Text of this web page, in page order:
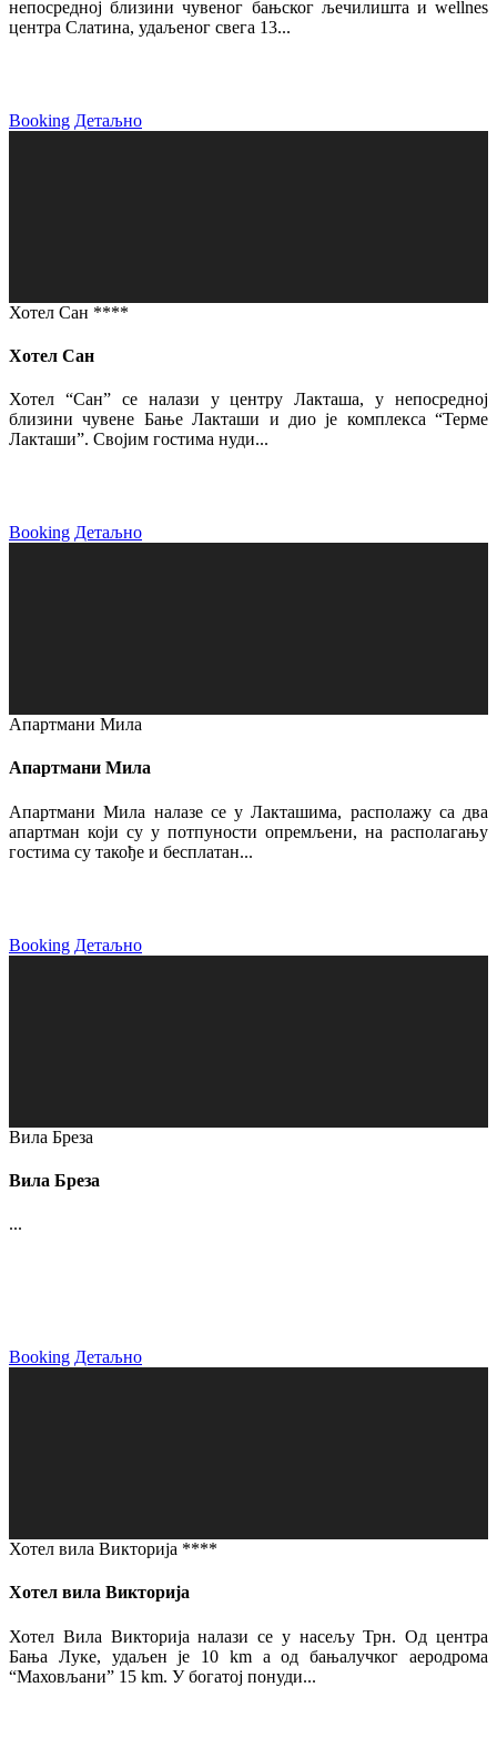
непосредној близини чувеног бањског љечилишта и wellnes
центра Слатина, удаљеног свега 13...
Booking Детаљно
Хотел Сан ****
Хотел Сан
Хотел “Сан” се налази у центру Лакташа, у непосредној
близини чувене Бање Лакташи и дио је комплекса “Терме
Лакташи”. Својим гостима нуди...
Booking Детаљно
Апартмани Мила
Апартмани Мила
Апартмани Мила налазе се у Лакташима, располажу са два
апартман који су у потпуности опремљени, на располагању
гостима су такође и бесплатан...
Booking Детаљно
Вила Бреза
Вила Бреза
...
Booking Детаљно
Хотел вила Викторија ****
Хотел вила Викторија
Хотел Вила Викторија налази се у насељу Трн. Од центра
Бања Луке, удаљен је 10 km а од бањалучког аеродрома
“Маховљани” 15 km. У богатој понуди...